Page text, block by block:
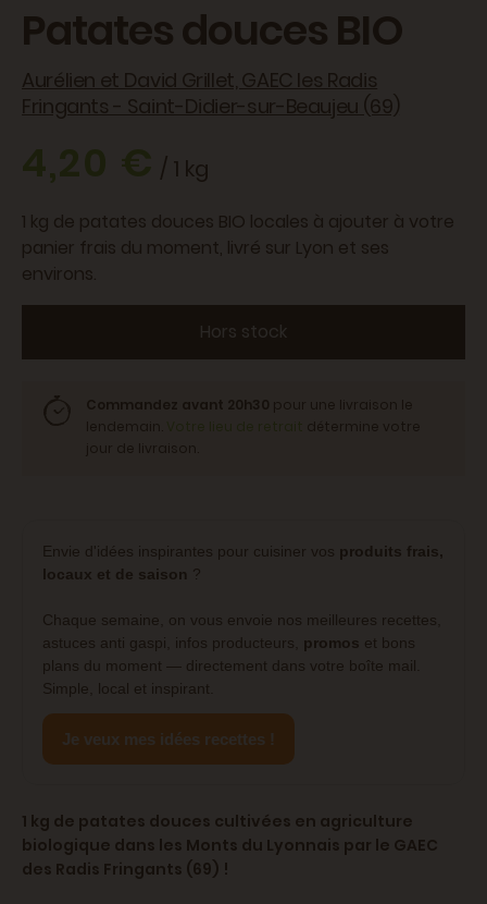
Patates douces BIO
Aurélien et David Grillet, GAEC les Radis
Fringants - Saint-Didier-sur-Beaujeu (69)
4,20 €/ 1 kg
1 kg de patates douces BIO locales à ajouter à votre
panier frais du moment, livré sur Lyon et ses
environs.
Hors stock
Envie d'idées inspirantes pour cuisiner vos produits frais,
locaux et de saison ?
Chaque semaine, on vous envoie nos meilleures recettes,
astuces anti gaspi, infos producteurs, promos et bons
plans du moment — directement dans votre boîte mail.
Simple, local et inspirant.
Je veux mes idées recettes !
1 kg de patates douces cultivées en agriculture
biologique dans les Monts du Lyonnais par le GAEC
des Radis Fringants (69) !